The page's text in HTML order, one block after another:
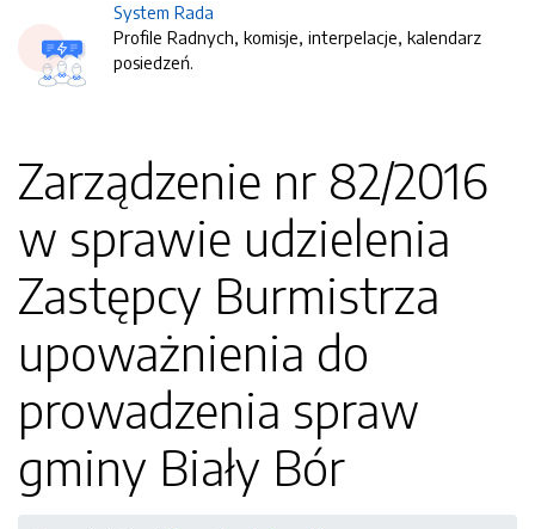
System Rada
Profile Radnych, komisje, interpelacje, kalendarz
posiedzeń.
Zarządzenie nr 82/2016
w sprawie udzielenia
Zastępcy Burmistrza
upoważnienia do
prowadzenia spraw
gminy Biały Bór